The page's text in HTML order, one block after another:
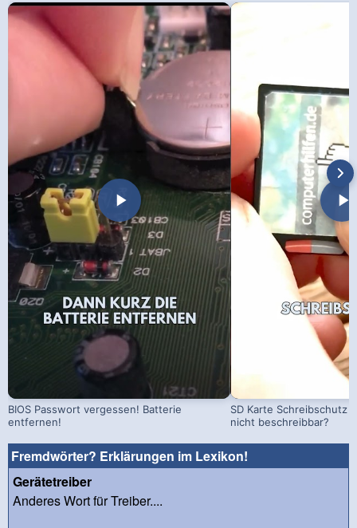
BIOS Passwort vergessen! Batterie
entfernen!
SD Karte Schreibschutz
nicht beschreibbar?
Fremdwörter? Erklärungen im Lexikon!
Gerätetreiber
Anderes Wort für Treiber....